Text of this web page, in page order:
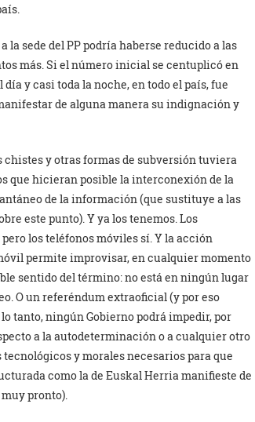
sede del PP podría haberse reducido a las
más. Si el número inicial se centuplicó en
y casi toda la noche, en todo el país, fue
de alguna manera su indignación y
chistes y otras formas de subversión tuviera
que hicieran posible la interconexión de la
de la información (que sustituye a las
este punto). Y ya los tenemos. Los
los teléfonos móviles sí. Y la acción
permite improvisar, en cualquier momento
sentido del término: no está en ningún lugar
O un referéndum extraoficial (y por eso
tanto, ningún Gobierno podrá impedir, por
a la autodeterminación o a cualquier otro
y morales necesarios para que
como la de Euskal Herria manifieste de
pronto).